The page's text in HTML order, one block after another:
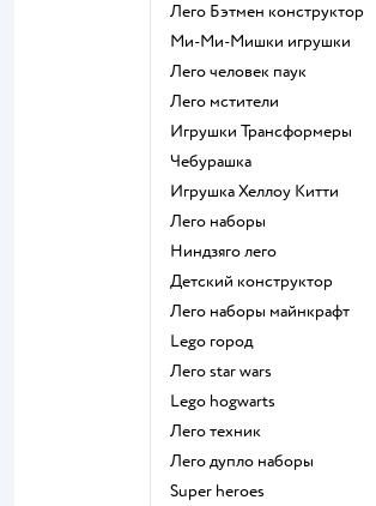
Лего Бэтмен конструктор
Ми-Ми-Мишки игрушки
Лего человек паук
Лего мстители
Игрушки Трансформеры
Чебурашка
Игрушка Хеллоу Китти
Лего наборы
Ниндзяго лего
Детский конструктор
Лего наборы майнкрафт
Lego город
Лего star wars
Lego hogwarts
Лего техник
Лего дупло наборы
Super heroes